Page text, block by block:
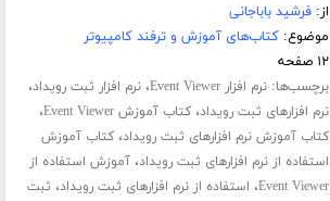
از:فرشید باباجانی
موضوع:کتاب‌های آموزش و ترفند کامپیوتر
۱۲ صفحه
برچسب‌ها:نرم افزار Event Viewer ،نرم افزار ثبت رویداد،
نرم افزارهای ثبت رویداد،کتاب آموزش Event Viewer ،
کتاب آموزش نرم افزارهای ثبت رویداد،کتاب آموزش
استفاده از نرم افزارهای ثبت رویداد،آموزش استفاده از
Event Viewer، استفاده از نرم افزارهای ثبت رویداد، ثبت